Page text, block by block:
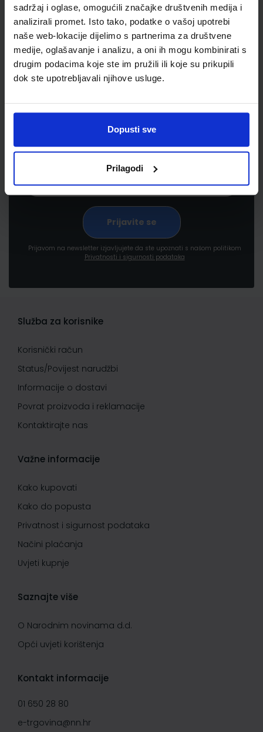
sadržaj i oglase, omogućili značajke društvenih medija i
analizirali promet. Isto tako, podatke o vašoj upotrebi
naše web-lokacije dijelimo s partnerima za društvene
medije, oglašavanje i analizu, a oni ih mogu kombinirati s
drugim podacima koje ste im pružili ili koje su prikupili
dok ste upotrebljavali njihove usluge.
Dopusti sve
Prilagodi
proizvodima i uslugama, akcijama i drugim
pogodnostima
Prijavom na newsletter izjavljujete da ste upoznati s našom politikom
Privatnosti i sigurnosti podataka
Služba za korisnike
Korisnički račun
Status/Povijest narudžbi
Informacije o dostavi
Povrat proizvoda i reklamacije
Kontaktirajte nas
Važne informacije
Kako kupovati
Kako do popusta
Privatnost i sigurnost podataka
Načini plaćanja
Uvjeti kupnje
Saznajte više
O Narodnim novinama d.d.
Opći uvjeti korištenja
Kontakt informacije
01 650 28 80
e-trgovina@nn.hr